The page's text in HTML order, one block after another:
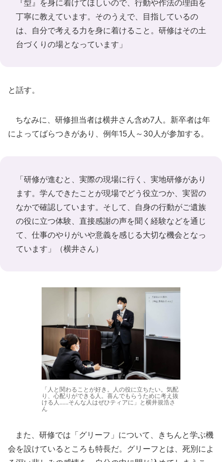
『型』を身に着けてほしいので、行動や作法の理由を
丁寧に教えています。そのうえで、目指しているの
は、自分で考える力を身に着けること。研修はその土
台づくりの場となっています」
と話す。
ちなみに、研修担当者は横井さん含め7人。新卒者は年
によってばらつきがあり、例年15人～30人が参加する。
「研修が進むと、実際の現場に行く、実地研修があり
ます。学んできたことが現場でどう役立つか、実習の
なかで確認しています。そして、自身の行動がご遺族
の役に立つ体験、直接感謝の声を聞く経験などを通じ
て、仕事のやりがいや意義を感じる大切な機会となっ
ています」（横井さん）
「人と関わることが好き。人の役に立ちたい。気配
り、心配りができる人。喜んでもらうために考え抜
ける人......そんな人はぜひティアに」と横井規浩さ
ん
また、研修では「グリーフ」について、きちんと学ぶ機
会を設けているところも特長だ。グリーフとは、死別によ